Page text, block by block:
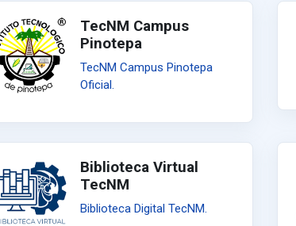
TecNM Campus
Pinotepa
TecNM Campus Pinotepa
Oficial.
Biblioteca Virtual
TecNM
Biblioteca Digital TecNM.